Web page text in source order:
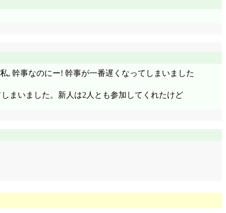
幹事なのにー! 幹事が一番遅くなってしまいました
まいました。新人は2人とも参加してくれたけど